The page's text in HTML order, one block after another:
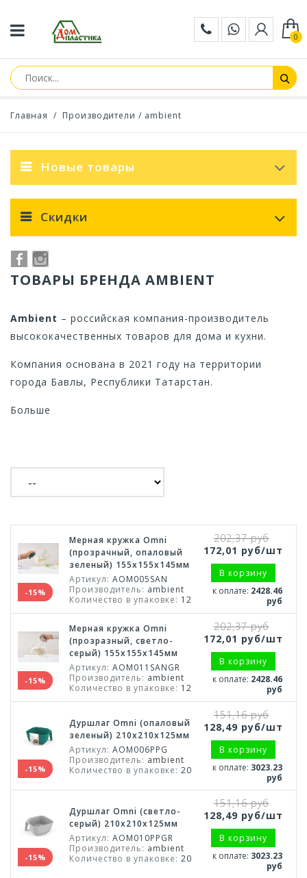
0
Главная / Производители / ambient
Новые товары
Скидки
ТОВАРЫ БРЕНДА AMBIENT
Ambient – российская компания-производитель
высококачественных товаров для дома и кухни.
Компания основана в 2021 году на территории
города Бавлы, Республики Татарстан.
Больше
-15%
Мерная кружка Omni
(прозрачный, опаловый
зеленый) 155х155х145мм
Артикул: AOM005SAN
Производитель: ambient
Количество в упаковке: 12
202,37 руб
172,01 руб/шт
В корзину
к оплате: 2428.46
руб
-15%
Мерная кружка Omni
(прозразный, светло-
серый) 155х155х145мм
Артикул: AOM011SANGR
Производитель: ambient
Количество в упаковке: 12
202,37 руб
172,01 руб/шт
В корзину
к оплате: 2428.46
руб
-15%
Дуршлаг Omni (опаловый
зеленый) 210х210х125мм
Артикул: AOM006PPG
Производитель: ambient
Количество в упаковке: 20
151,16 руб
128,49 руб/шт
В корзину
к оплате: 3023.23
руб
-15%
Дуршлаг Omni (светло-
серый) 210х210х125мм
Артикул: AOM010PPGR
Производитель: ambient
Количество в упаковке: 20
151,16 руб
128,49 руб/шт
В корзину
к оплате: 3023.23
руб